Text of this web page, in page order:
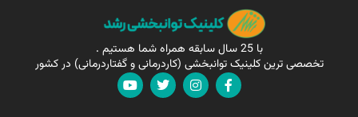
با 25 سال سابقه همراه شما هستیم .
تخصصی ترین کلینیک توانبخشی (کاردرمانی و گفتاردرمانی) در کشور